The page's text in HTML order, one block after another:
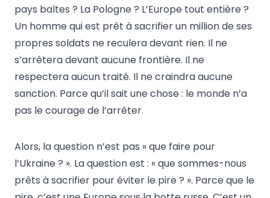
pays baltes ? La Pologne ? L’Europe tout entière ?
Un homme qui est prêt à sacrifier un million de ses
propres soldats ne reculera devant rien. Il ne
s’arrêtera devant aucune frontière. Il ne
respectera aucun traité. Il ne craindra aucune
sanction. Parce qu’il sait une chose : le monde n’a
pas le courage de l’arrêter.
Alors, la question n’est pas « que faire pour
l’Ukraine ? ». La question est : « que sommes-nous
prêts à sacrifier pour éviter le pire ? ». Parce que le